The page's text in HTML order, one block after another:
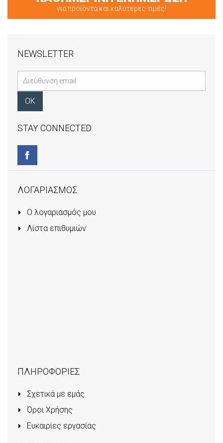
για προϊόντα και καλύτερες τιμές!
NEWSLETTER
STAY CONNECTED
ΛΟΓΑΡΙΑΣΜΟΣ
Ο λογαριασμός μου
Λίστα επιθυμιών
ΠΛΗΡΟΦΟΡΙΕΣ
Σχετικά με εμάς
Όροι Χρήσης
Ευκαιρίες εργασίας